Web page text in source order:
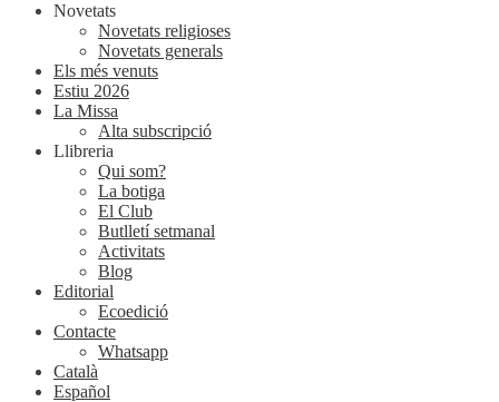
Novetats
Novetats religioses
Novetats generals
Els més venuts
Estiu 2026
La Missa
Alta subscripció
Llibreria
Qui som?
La botiga
El Club
Butlletí setmanal
Activitats
Blog
Editorial
Ecoedició
Contacte
Whatsapp
Català
Español